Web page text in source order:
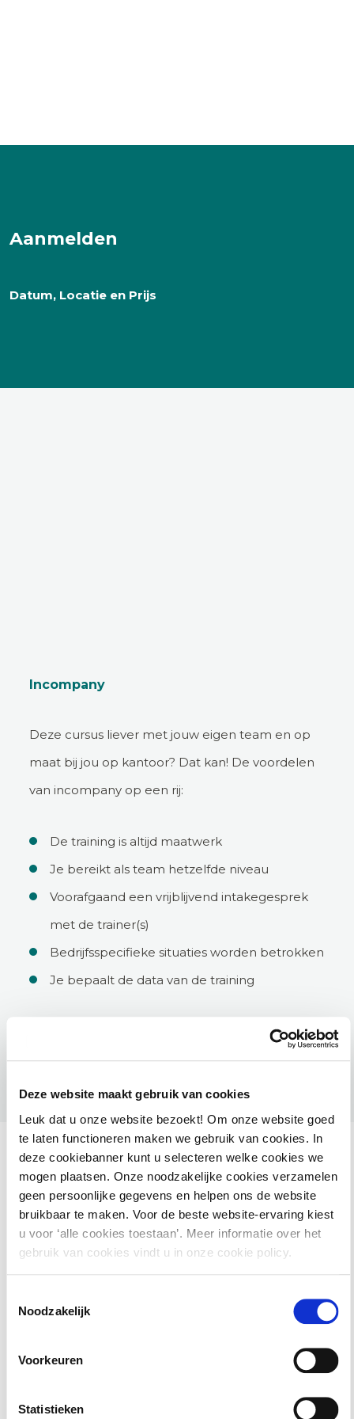
Deze website maakt gebruik van cookies
Leuk dat u onze website bezoekt! Om onze website goed
te laten functioneren maken we gebruik van cookies. In
deze cookiebanner kunt u selecteren welke cookies we
mogen plaatsen. Onze noodzakelijke cookies verzamelen
geen persoonlijke gegevens en helpen ons de website
bruikbaar te maken. Voor de beste website-ervaring kiest
u voor ‘alle cookies toestaan’. Meer informatie over het
gebruik van cookies vindt u in onze cookie policy.
Noodzakelijk
Voorkeuren
Statistieken
Aanmelden
Datum, Locatie en Prijs
Incompany
Deze cursus liever met jouw eigen team en op
maat bij jou op kantoor? Dat kan! De voordelen
van incompany op een rij:
De training is altijd maatwerk
Je bereikt als team hetzelfde niveau
Voorafgaand een vrijblijvend intakegesprek
met de trainer(s)
Bedrijfsspecifieke situaties worden betrokken
Je bepaalt de data van de training
Ook interessant voor jou
HAMIL voor gemeenten – Handhaving Milieu
Basiscursus Omgevingswet: inhoud en